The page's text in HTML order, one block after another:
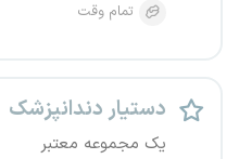
تمام وقت
دستیار دندانپزشک
یک مجموعه معتبر